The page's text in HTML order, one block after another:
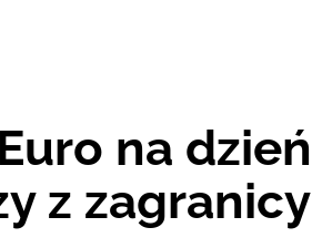
na dzień
z zagranicy